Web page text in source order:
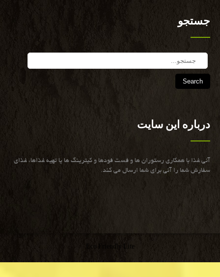
جستجو
درباره این سایت
آنی غذا با همكاری رستوران ها و فست فودها و كیترینگ ها یا تهیه غذاها، غذای
سفارش شما را آنی برای شما ارسال می كند.
Eco Friendly Lite